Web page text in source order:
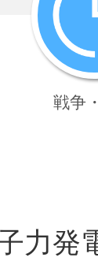
ります。
戦争
力発